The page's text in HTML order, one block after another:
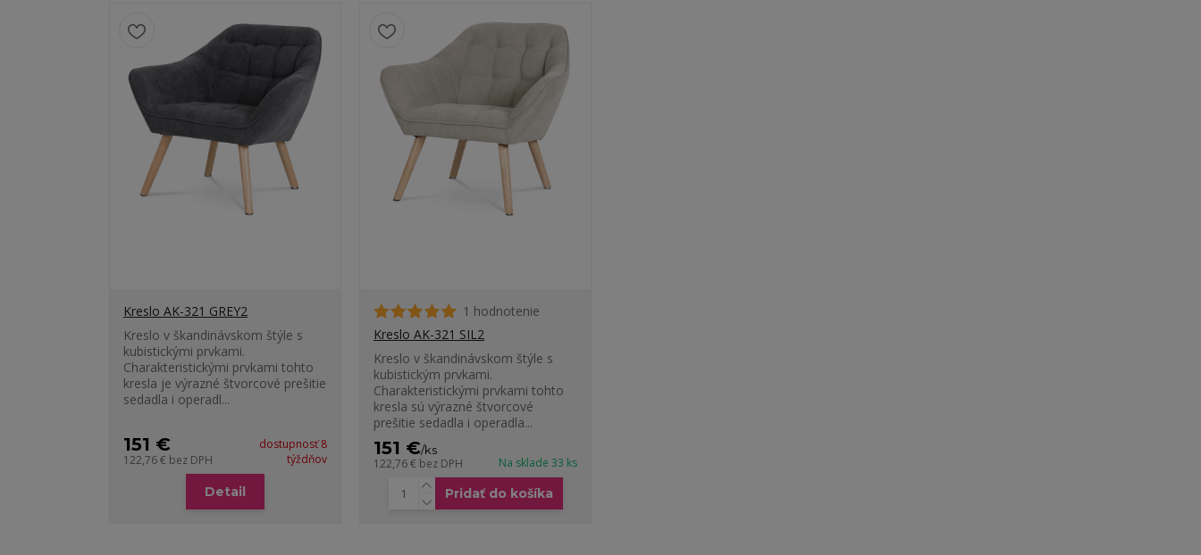
Kreslo AK-321 GREY2
Kreslo v škandinávskom štýle s
kubistickými prvkami.
Charakteristickými prvkami tohto
kresla je výrazné štvorcové prešitie
sedadla i operadl...
151 €
122,76 € bez DPH
dostupnosť 8
týždňov
Detail
1 hodnotenie
Kreslo AK-321 SIL2
Kreslo v škandinávskom štýle s
kubistickým prvkami.
Charakteristickými prvkami tohto
kresla sú výrazné štvorcové
prešitie sedadla i operadla...
151 €/ks
122,76 € bez DPH Na sklade 33 ks
Pridať do košíka